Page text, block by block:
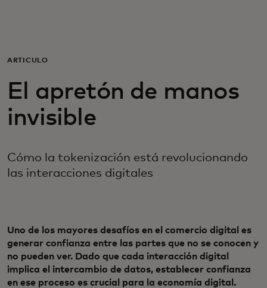
Para empresas
Para el mundo
Noticias y tendencias
ARTÍCULO
El apretón de manos
invisible
Cómo la tokenización está revolucionando
las interacciones digitales
Uno de los mayores desafíos en el comercio digital es
generar confianza entre las partes que no se conocen y
no pueden ver. Dado que cada interacción digital
implica el intercambio de datos, establecer confianza
en ese proceso es crucial para la economía digital.